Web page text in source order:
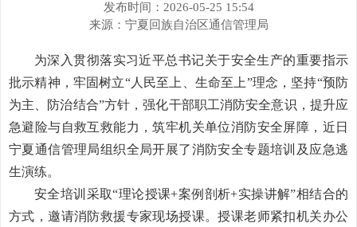
发布时间：2026-05-25 15:54
来源： 宁夏回族自治区通信管理局
为深入贯彻落实习近平总书记关于安全生产的重要指示
批示精神，牢固树立“人民至上、生命至上”理念，坚持“预防
为主、防治结合”方针，强化干部职工消防安全意识，提升应
急避险与自救互救能力，筑牢机关单位消防安全屏障，近日
宁夏通信管理局组织全局开展了消防安全专题培训及应急逃
生演练。
安全培训采取“理论授课+案例剖析+实操讲解”相结合的
方式，邀请消防救援专家现场授课。授课老师紧扣机关办公